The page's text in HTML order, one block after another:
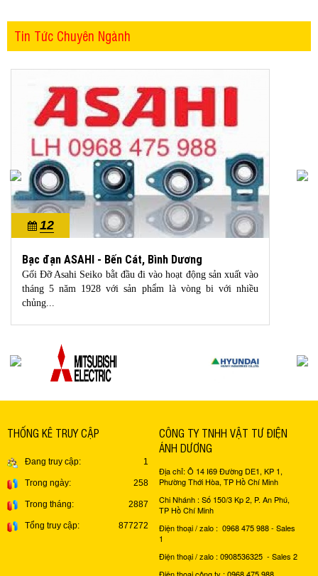
Tin Tức Chuyên Ngành
12
10/2022
Bạc đạn ASAHI - Bến Cát, Bình Dương
Gối Đỡ Asahi Seiko bằt đầu đi vào hoạt động sản xuất vào
tháng 5 năm 1928 với sản phẩm là vòng bi với nhiều
chủng...
THỐNG KÊ TRUY CẬP
Đang truy cập: 1
Trong ngày: 258
Trong tháng: 2887
Tổng truy cập: 877272
CÔNG TY TNHH VẬT TƯ ĐIỆN
ÁNH DƯƠNG
Địa chỉ: Ô 14 I69 Đường DE1, KP 1,
Phường Thới Hòa, TP Hồ Chí Minh
Chi Nhánh : Số 150/3 Kp 2, P. An Phú,
TP Hồ Chí Minh
Điện thoại / zalo : 0968 475 988 - Sales
1
Điện thoại / zalo : 0908536325 - Sales 2